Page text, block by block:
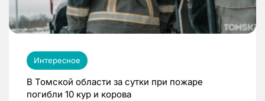
Интересное
В Томской области за сутки при пожаре
погибли 10 кур и корова